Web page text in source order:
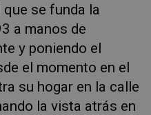
se funda la
a manos de
y poniendo el
el momento en el
su hogar en la calle
la vista atrás en